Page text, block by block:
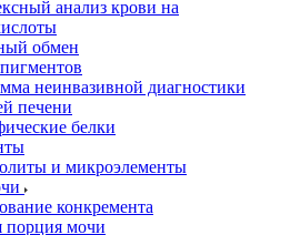
анализ крови на
обмен
неинвазивной диагностики
печени
белки
и микроэлементы
конкремента
порция мочи